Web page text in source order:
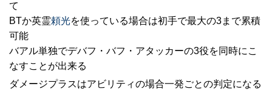
て
BTか英霊頼光を使っている場合は初手で最大の3まで累積
可能
バアル単独でデバフ・バフ・アタッカーの3役を同時にこ
なすことが出来る
ダメージプラスはアビリティの場合一発ごとの判定になる